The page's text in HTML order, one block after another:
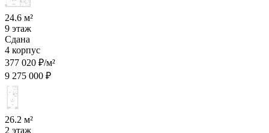
24.6 м²
9 этаж
Сдана
4 корпус
377 020 ₽/м²
9 275 000 ₽
26.2 м²
2 этаж